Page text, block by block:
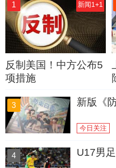
1 新闻1+1
反制美国！中方公布5
项措施
3 新版《
今日关注
4 U17男